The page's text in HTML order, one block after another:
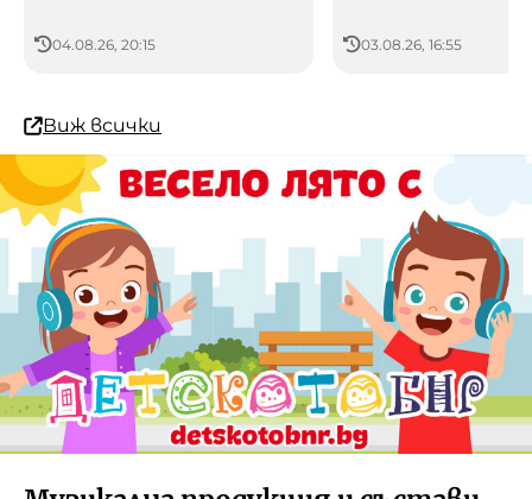
04.08.26, 20:15 03.08.26, 16:55
Виж всички